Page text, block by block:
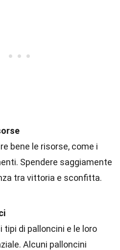
bene le risorse, come i
Spendere saggiamente
tra vittoria e sconfitta.
tipi di palloncini e le loro
Alcuni palloncini